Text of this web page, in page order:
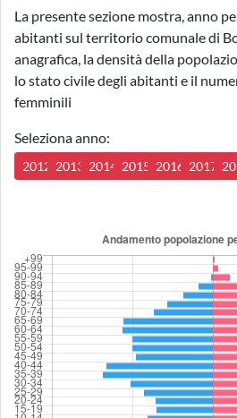
La presente sezione mostra, anno
abitanti sul territorio comunale di
anagrafica, la densità della
lo stato civile degli abitanti e il
femminili
Seleziona anno:
2012 2013 2014 2015 2016 2017